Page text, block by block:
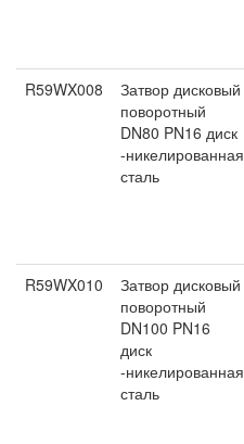
R59WX008
Затвор дисковый
поворотный
DN80 PN16 диск
-никелированная
сталь
R59WX010
Затвор дисковый
поворотный
DN100 PN16
диск
-никелированная
сталь